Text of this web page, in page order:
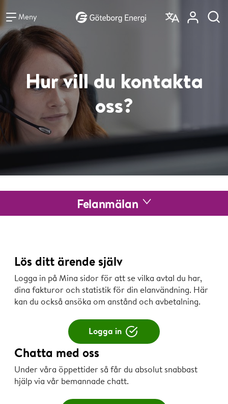
Hur vill du kontakta
oss?
Felanmälan
Meny
Lös ditt ärende själv
Logga in på Mina sidor för att se vilka avtal du har,
dina fakturor och statistik för din elanvändning. Här
kan du också ansöka om anstånd och avbetalning.
Logga in
Chatta med oss
Under våra öppettider så får du absolut snabbast
hjälp via vår bemannade chatt.